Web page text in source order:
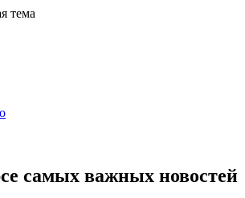
тема
самых важных новостей